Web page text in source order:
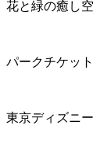
花と緑の癒し
パークチケッ
東京ディズニ